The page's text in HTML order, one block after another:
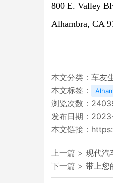
800 E. Valley
Alhambra, CA
本文分类： 车友
本文标签：
浏览次数：
发布日期：
本文链接：
上一篇 > 现代汽
下一篇 > 带上您